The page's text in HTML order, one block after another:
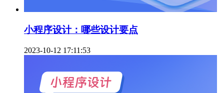
小程序设计：哪些设计要点
2023-10-12 17:11:53